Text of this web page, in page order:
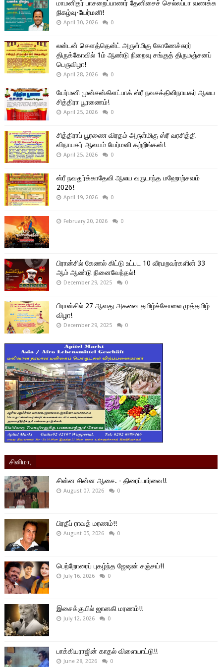
மாமனிதர் பாசறைப்பாணர் தேனிசைச் செல்லப்பா வணக்க
நிகழ்வு-யேர்மனி!
April 30, 2026 0
லன்டன் சௌத்தென்ட் அருள்மிகு கோணேச்சுரர்
திருக்கோவில் 1ம் ஆண்டு நிறைவு சங்குத் திருமஞ்சனப்
பெருவிழா!
April 28, 2026 0
யேர்மனி முன்சன்கிளட்பாக் ஸ்ரீ நவசக்திவிநாயகர் ஆலய
சித்திரா பூரணைம்!
April 25, 2026 0
சித்திராப் பூரணை விரதம் அருள்மிகு ஸ்ரீ வரசித்தி
விநாயகர் ஆலயம் யேர்மனி கற்றிங்கன்!
April 25, 2026 0
ஸ்ரீ நவதுர்க்காதேவி ஆலய வருடாந்த மஹோற்சவம்
2026!
April 19, 2026 0
February 20, 2026 0
பிரான்சில் கேணல் கிட்டு உட்பட 10 வீரமறவர்களின் 33
ஆம் ஆண்டு நினைவேந்தல்!
December 29, 2025 0
பிரான்சில் 27 ஆவது அகவை தமிழ்ச்சோலை முத்தமிழ்
விழா!
December 29, 2025 0
சினிமா,
சின்ன சின்ன ஆசை. - திரைப்பார்வை!!
August 07, 2026 0
பிரதீப் ராவத் மரணம்!!
August 05, 2026 0
பெற்றோரைப் புகழ்ந்த ஜேஷன் சஞ்சய்!!
July 16, 2026 0
இசைக்குயில் ஜானகி மரணம்!!
July 12, 2026 0
பாக்கியராஜின் காதல் விளையாட்டு!!
June 28, 2026 0